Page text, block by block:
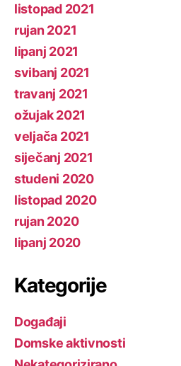
listopad 2021
rujan 2021
lipanj 2021
svibanj 2021
travanj 2021
ožujak 2021
veljača 2021
siječanj 2021
studeni 2020
listopad 2020
rujan 2020
lipanj 2020
Kategorije
Događaji
Domske aktivnosti